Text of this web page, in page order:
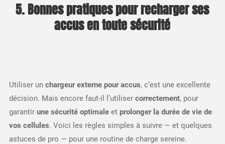
5. Bonnes pratiques pour recharger ses
accus en toute sécurité
Utiliser un chargeur externe pour accus, c’est une excellente
décision. Mais encore faut-il l’utiliser correctement, pour
garantir une sécurité optimaleet prolonger la durée de vie de
vos cellules. Voici les règles simples à suivre — et quelques
astuces de pro — pour une routine de charge sereine.